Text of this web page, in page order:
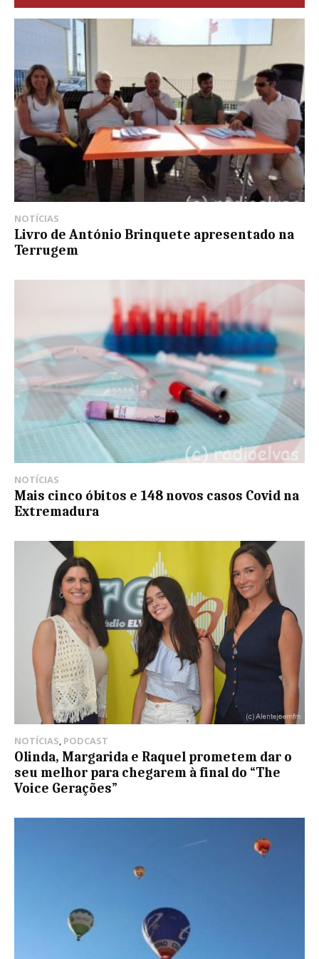
NOTÍCIAS
Livro de António Brinquete apresentado na
Terrugem
NOTÍCIAS
Mais cinco óbitos e 148 novos casos Covid na
Extremadura
NOTÍCIAS, PODCAST
Olinda, Margarida e Raquel prometem dar o
seu melhor para chegarem à final do “The
Voice Gerações”